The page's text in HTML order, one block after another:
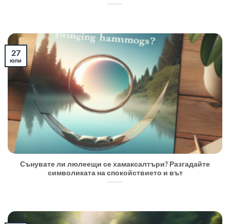
Сънувате ли люлеещи се хамаксалтъри? Разгадайте
символиката на спокойствието и вът
27
юли